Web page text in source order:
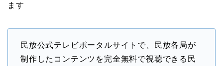
ます
民放公式テレビポータルサイトで、民放各局が
制作したコンテンツを完全無料で視聴できる民